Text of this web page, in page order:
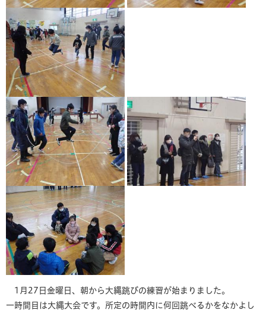
1月27日金曜日、朝から大縄跳びの練習が始まりました。
一時間目は大縄大会です。所定の時間内に何回跳べるかをなかよし